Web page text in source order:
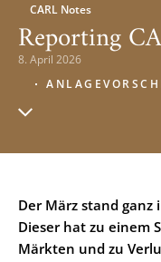
CARL Notes
Reporting
8. April 2026
Der März stand ganz
Dieser hat zu einem
Märkten und zu